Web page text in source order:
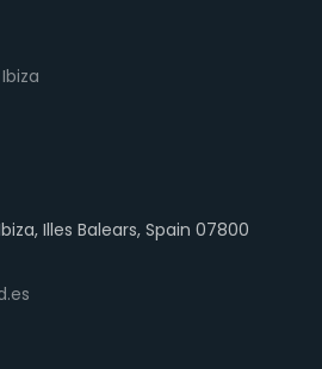
Illes Balears, Spain 07800